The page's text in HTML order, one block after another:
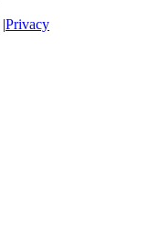
|Privacy